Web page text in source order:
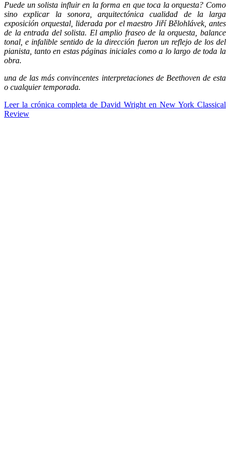
Puede un solista influir en la forma en que toca la orquesta? Como
sino explicar la sonora, arquitectónica cualidad de la larga
exposición orquestal, liderada por el maestro Jiří Bělohlávek, antes
de la entrada del solista. El amplio fraseo de la orquesta, balance
tonal, e infalible sentido de la dirección fueron un reflejo de los del
pianista, tanto en estas páginas iniciales como a lo largo de toda la
obra.
una de las más convincentes interpretaciones de Beethoven de esta
o cualquier temporada.
Leer la crónica completa de David Wright en New York Classical
Review